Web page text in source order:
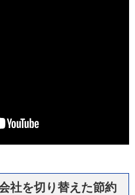
社を切り替えた節約